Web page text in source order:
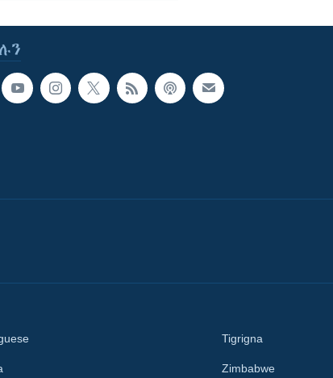
Tigrigna
Zimbabwe